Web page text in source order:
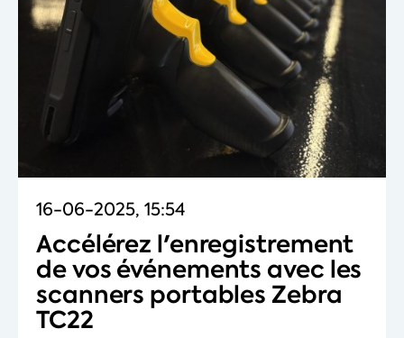
16-06-2025, 15:54
Accélérez l'enregistrement
de vos événements avec les
scanners portables Zebra
TC22